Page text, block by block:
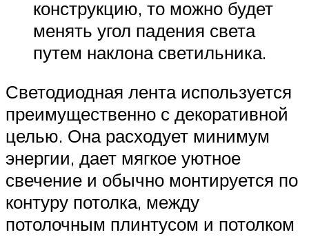
конструкцию, то можно будет
менять угол падения света
путем наклона светильника.
Светодиодная лента используется
преимущественно с декоративной
целью. Она расходует минимум
энергии, дает мягкое уютное
свечение и обычно монтируется по
контуру потолка, между
потолочным плинтусом и потолком